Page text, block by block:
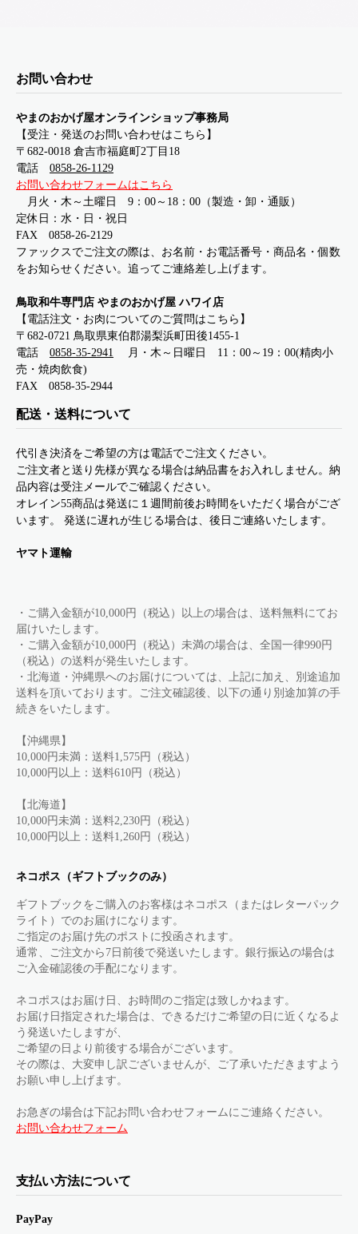
お問い合わせ
やまのおかげ屋オンラインショップ事務局
【受注・発送のお問い合わせはこちら】
〒682-0018 倉吉市福庭町2丁目18
電話 0858-26-1129
お問い合わせフォームはこちら
月火・木～土曜日 9：00～18：00（製造・卸・通販）
定休日：水・日・祝日
FAX 0858-26-2129
ファックスでご注文の際は、お名前・お電話番号・商品名・個数
をお知らせください。追ってご連絡差し上げます。
鳥取和牛専門店 やまのおかげ屋 ハワイ店
【電話注文・お肉についてのご質問はこちら】
〒682-0721 鳥取県東伯郡湯梨浜町田後1455-1
電話 0858-35-2941
月・木～日曜日 11：00～19：00(精肉小
売・焼肉飲食)
FAX 0858-35-2944
配送・送料について
代引き決済をご希望の方は電話でご注文ください。
ご注文者と送り先様が異なる場合は納品書をお入れしません。納
品内容は受注メールでご確認ください。
オレイン55商品は発送に１週間前後お時間をいただく場合がござ
います。 発送に遅れが生じる場合は、後日ご連絡いたします。
ヤマト運輸
・ご購入金額が10,000円（税込）以上の場合は、送料無料にてお
届けいたします。
・ご購入金額が10,000円（税込）未満の場合は、全国一律990円
（税込）の送料が発生いたします。
・北海道・沖縄県へのお届けについては、上記に加え、別途追加
送料を頂いております。ご注文確認後、以下の通り別途加算の手
続きをいたします。
【沖縄県】
10,000円未満：送料1,575円（税込）
10,000円以上：送料610円（税込）
【北海道】
10,000円未満：送料2,230円（税込）
10,000円以上：送料1,260円（税込）
ネコポス（ギフトブックのみ）
ギフトブックをご購入のお客様はネコポス（またはレターパック
ライト）でのお届けになります。
ご指定のお届け先のポストに投函されます。
通常、ご注文から7日前後で発送いたします。銀行振込の場合は
ご入金確認後の手配になります。
ネコポスはお届け日、お時間のご指定は致しかねます。
お届け日指定された場合は、できるだけご希望の日に近くなるよ
う発送いたしますが、
ご希望の日より前後する場合がございます。
その際は、大変申し訳ございませんが、ご了承いただきますよう
お願い申し上げます。
お急ぎの場合は下記お問い合わせフォームにご連絡ください。
お問い合わせフォーム
支払い方法について
PayPay